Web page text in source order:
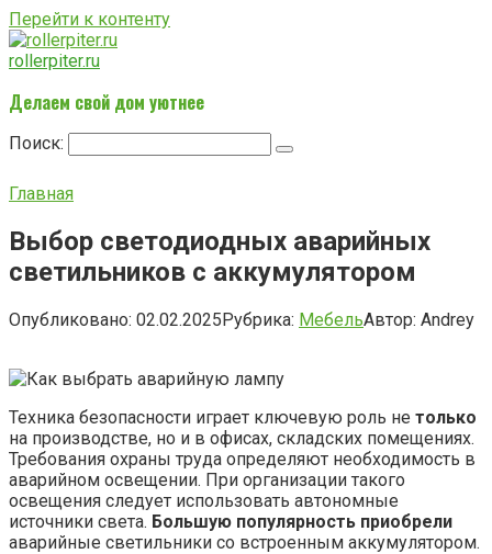
Перейти к контенту
rollerpiter.ru
Делаем свой дом уютнее
Поиск:
Главная
Выбор светодиодных аварийных
светильников с аккумулятором
Опубликовано: 02.02.2025Рубрика: МебельАвтор: Andrey
Техника безопасности играет ключевую роль не только
на производстве, но и в офисах, складских помещениях.
Требования охраны труда определяют необходимость в
аварийном освещении. При организации такого
освещения следует использовать автономные
источники света. Большую популярность приобрели
аварийные светильники со встроенным аккумулятором.